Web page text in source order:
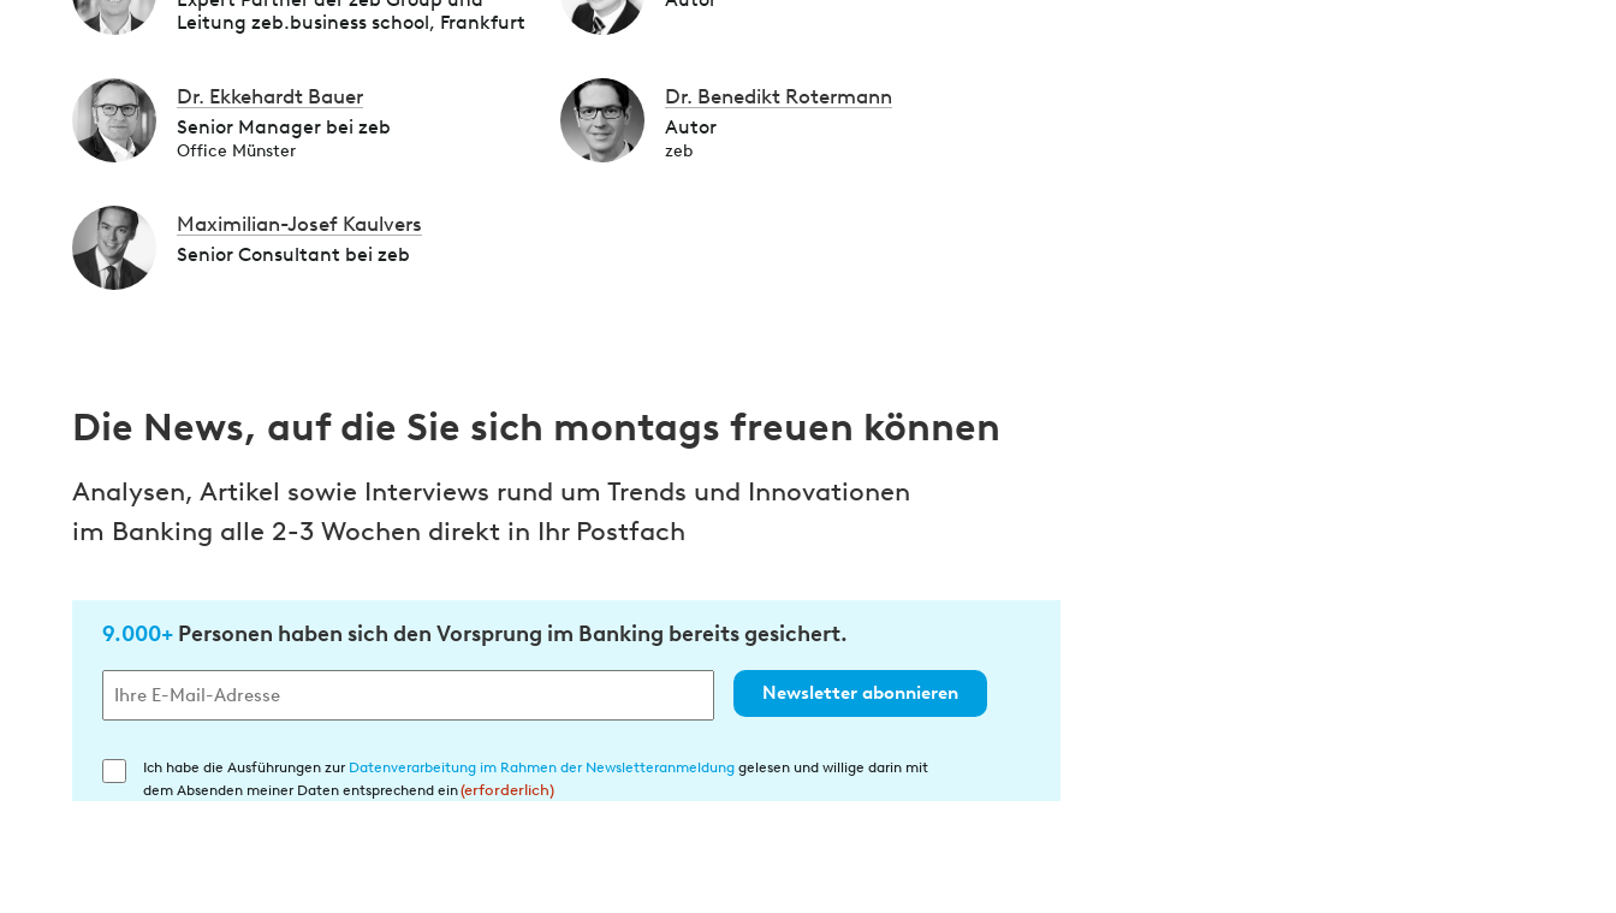
Leitung zeb.business school, Frankfurt
Dr. Ekkehardt Bauer
Senior Manager bei zeb
Office Münster
Dr. Benedikt Rotermann
Autor
zeb
Maximilian-Josef Kaulvers
Senior Consultant bei zeb
Die News, auf die Sie sich montags freuen können
Analysen, Artikel sowie Interviews rund um Trends und Innovationen
im Banking alle 2-3 Wochen direkt in Ihr Postfach
9.000+ Personen haben sich den Vorsprung im Banking bereits gesichert.
Newsletter abonnieren
Einwilligung
in
Ich habe die Ausführungen zur Datenverarbeitung im Rahmen der Newsletteranmeldung gelesen und willige darin mit
dem Absenden meiner Daten entsprechend ein(erforderlich)